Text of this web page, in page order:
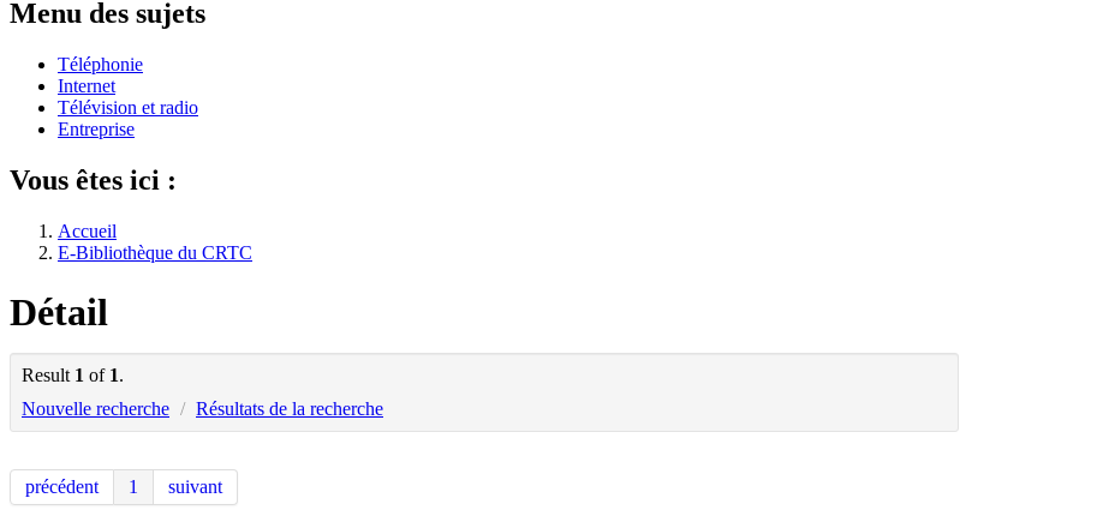
Menu des sujets
Téléphonie
Internet
Télévision et radio
Entreprise
Vous êtes ici :
Accueil
E-Bibliothèque du CRTC
Détail
Result 1 of 1.
Nouvelle recherche / Résultats de la recherche
précédent 1 suivant